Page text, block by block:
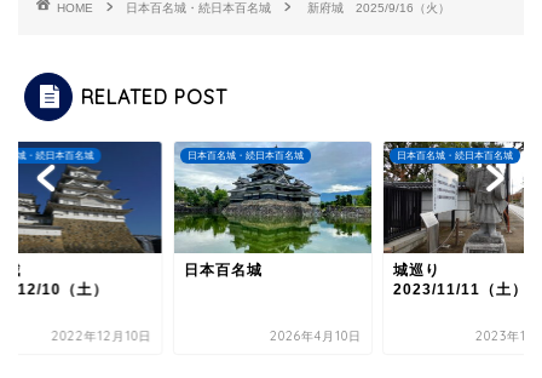
HOME 日本百名城・続日本百名城 新府城 2025/9/16（火）
RELATED POST
名城・続日本百名城
城
12/10（土）
2022年12月10日
日本百名城・続日本百名城
日本百名城
2026年4月10日
日本百名城・続日本百名城
城巡り
2023/11/11（土）
2023年11